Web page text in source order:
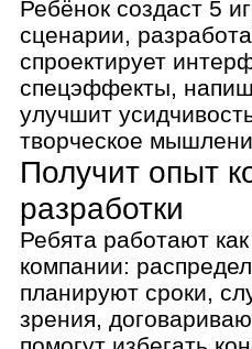
результаты
Ребёнок научится
и профессионально
вопросы. Эти навыки
создавать проекты, но
них публично, например
университете.
Попробует себя в
профессиях
Ребёнок не просто
примеряет роль каждого
изучает специфику его
поможет выбрать
развития.